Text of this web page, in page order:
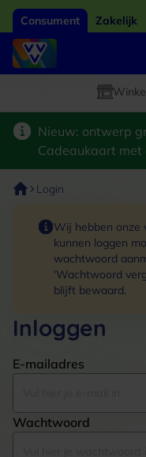
Consument Zakelijk
Nieuw: ontwerp
Cadeaukaart met
Login
Wij hebben onze
kunnen loggen
wachtwoord
'Wachtwoord
blijft bewaard.
Inloggen
E-mailadres
Wachtwoord